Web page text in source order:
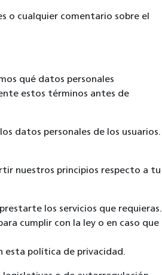
o cualquier comentario sobre el
qué datos personales
estos términos antes de
datos personales de los usuarios.
nuestros principios respecto a tu
los servicios que requieras.
cumplir con la ley o en caso que
esta política de privacidad.